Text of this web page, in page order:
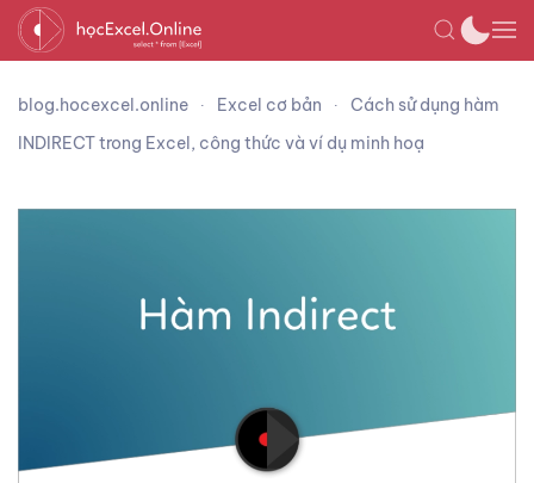
blog.hocexcel.online Excel cơ bản
Cách sử dụng hàm
INDIRECT trong Excel, công thức và ví dụ minh hoạ